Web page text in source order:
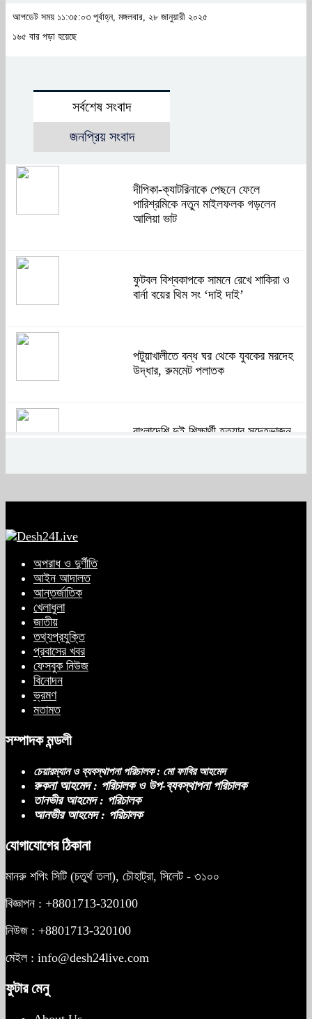
আপডেট সময় ১১:৩৫:০৩ পূর্বাহ্ন, মঙ্গলবার, ২৮ জানুয়ারী ২০২৫
১৬৫ বার পড়া হয়েছে
সর্বশেষ সংবাদ
জনপ্রিয় সংবাদ
দীপিকা-ক্যাটরিনাকে পেছনে ফেলে
পারিশ্রমিকে নতুন মাইলফলক গড়লেন
আলিয়া ভাট
ফুটবল বিশ্বকাপকে সামনে রেখে শাকিরা ও
বার্না বয়ের থিম সং ‘দাই দাই’
পটুয়াখালীতে বন্ধ ঘর থেকে যুবকের মরদেহ
উদ্ধার, রুমমেট পলাতক
বাংলাদেশি দুই শিক্ষার্থী হত্যার সন্দেহভাজন
যুক্তরাষ্ট্রের নতুন নীতি
ট্রাম্পকে ‘রাজার খোঁচা’ দিলেন ব্রিটিশ চার্লস,
ফরাসি ভাষা নিয়ে ব্যঙ্গ
অপরাধ ও দুর্ণীতি
আইন আদালত
আন্তর্জাতিক
খেলাধুলা
জাতীয়
তথ্যপ্রযুক্তি
প্রবাসের খবর
ফেসবুক নিউজ
বিনোদন
ভ্রমণ
মতামত
সম্পাদক মন্ডলী
চেয়ারম্যান ও ব্যবস্থাপনা পরিচালক : মো ফাবির আহমেদ
রুকনা আহমেদ : পরিচালক ও উপ-ব্যবস্থাপনা পরিচালক
তানভীর আহমেদ : পরিচালক
আনভীর আহমেদ : পরিচালক
যোগাযোগের ঠিকানা
মানরু শপিং সিটি (চতুর্থ তলা), চৌহাট্রা, সিলেট - ৩১০০
বিজ্ঞাপন : +8801713-320100
নিউজ : +8801713-320100
মেইল : info@desh24live.com
ফুটার মেনু